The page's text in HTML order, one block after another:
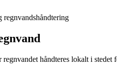
håndteres lokalt i